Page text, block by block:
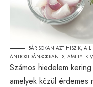
BÁR SOKAN AZT HISZIK, A
ANTIOXIDÁNSOKBAN IS, AMELYEK
Számos hiedelem
amelyek közül érdemes